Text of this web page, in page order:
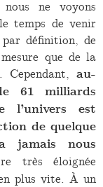
nous ne voyons
temps de venir
par définition, de
que de la
au-
61 milliards
l’univers est
de quelque
jamais nous
très éloignée
plus vite. À un